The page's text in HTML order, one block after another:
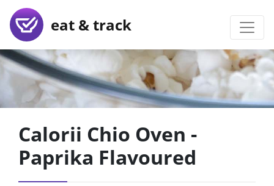
eat & track
Calorii Chio Oven -
Paprika Flavoured